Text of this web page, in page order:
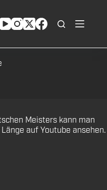
Meisters kann man
auf Youtube ansehen.